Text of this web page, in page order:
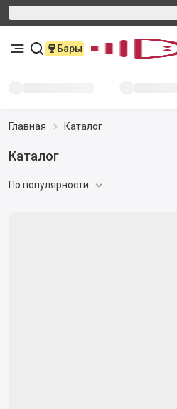
Бары
Главная Каталог
Каталог
По популярности